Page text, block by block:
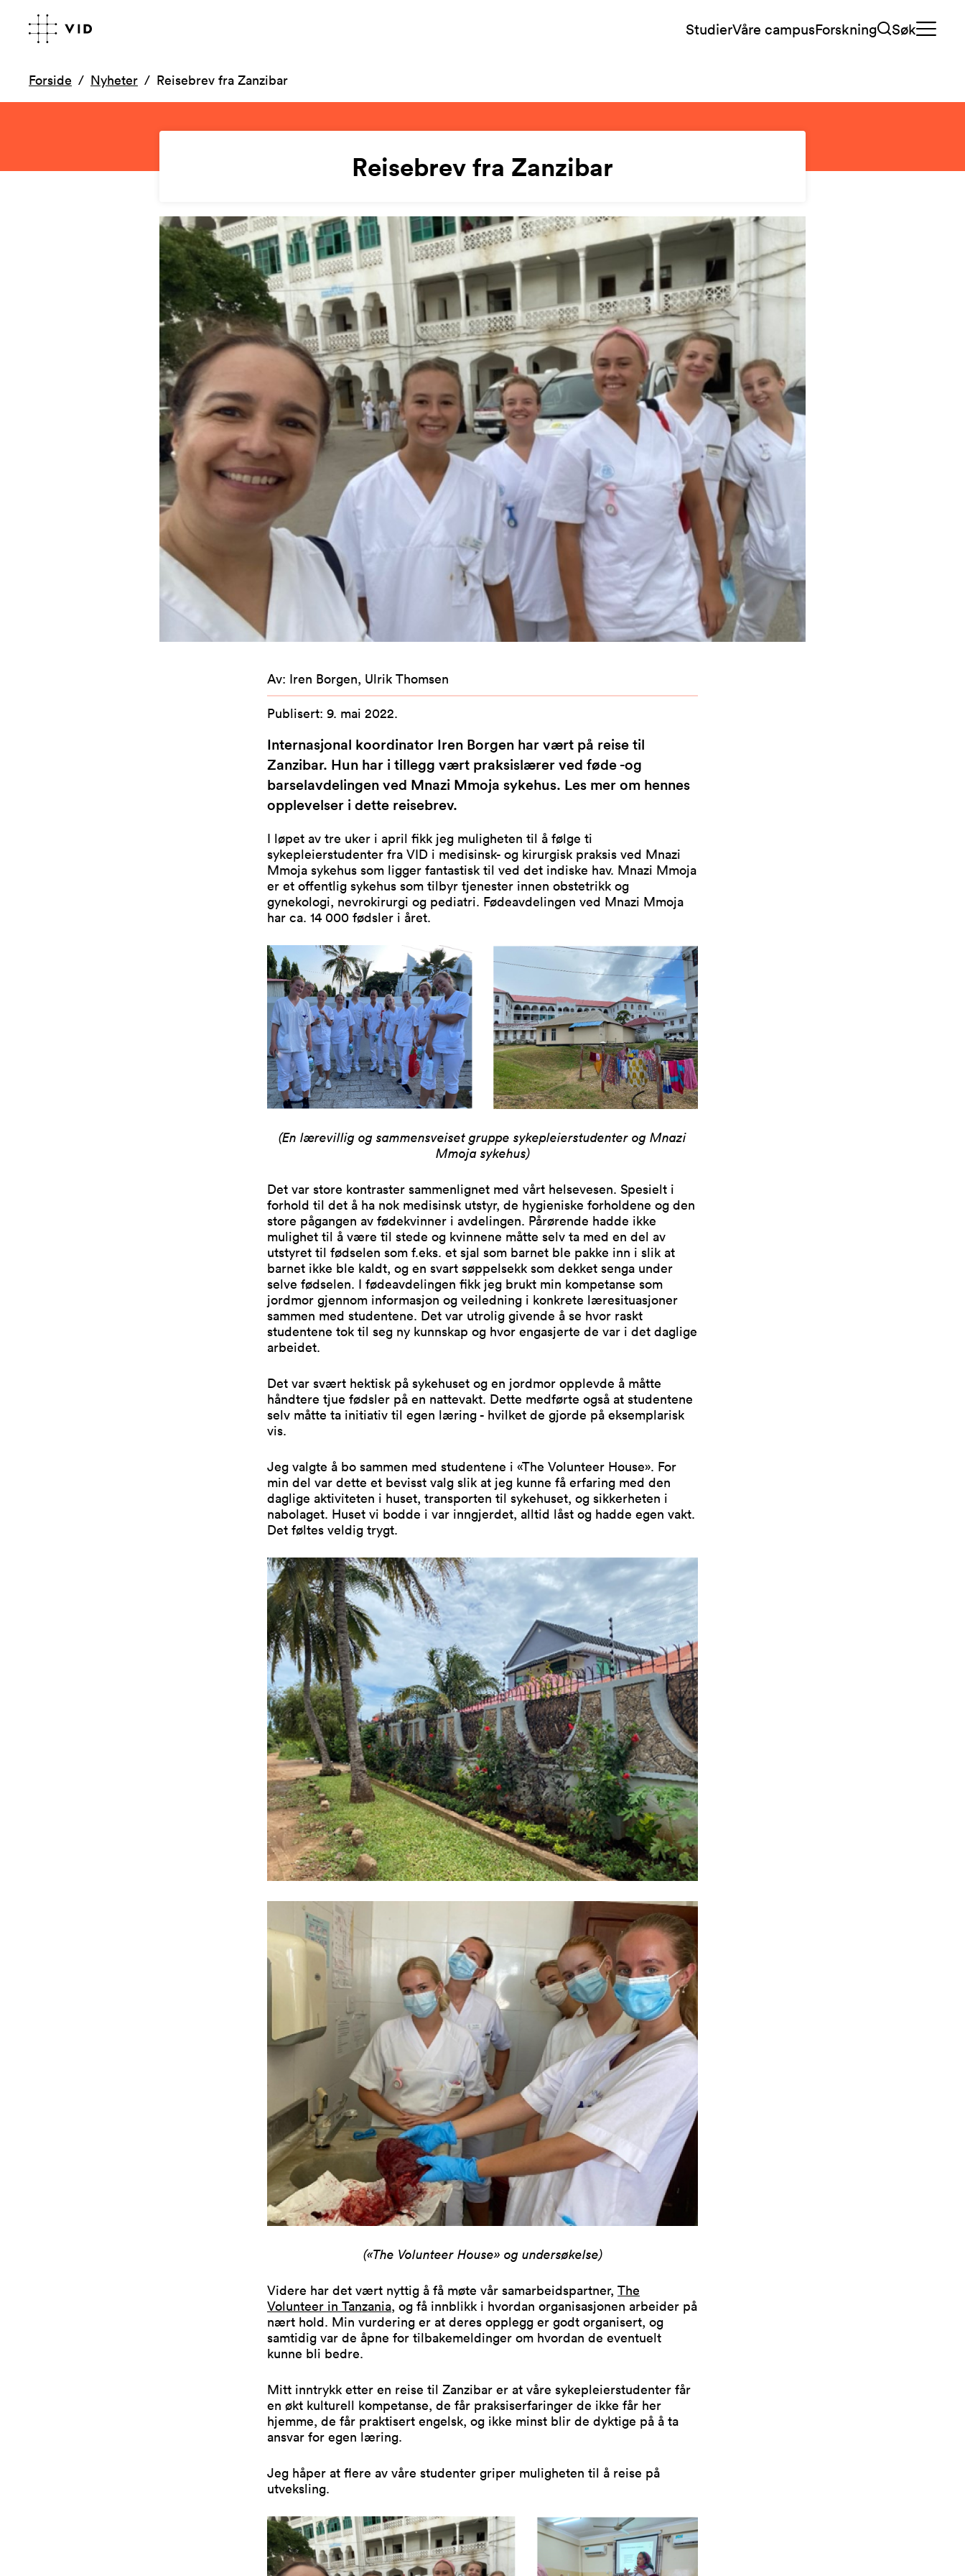
StudierVåre campusForskning Søk
Forside Nyheter Reisebrev fra Zanzibar
Reisebrev fra Zanzibar
Av: Iren Borgen, Ulrik Thomsen
Publisert: 9. mai 2022.
Internasjonal koordinator Iren Borgen har vært på reise til
Zanzibar. Hun har i tillegg vært praksislærer ved føde -og
barselavdelingen ved Mnazi Mmoja sykehus. Les mer om hennes
opplevelser i dette reisebrev.
I løpet av tre uker i april fikk jeg muligheten til å følge ti
sykepleierstudenter fra VID i medisinsk- og kirurgisk praksis ved Mnazi
Mmoja sykehus som ligger fantastisk til ved det indiske hav. Mnazi Mmoja
er et offentlig sykehus som tilbyr tjenester innen obstetrikk og
gynekologi, nevrokirurgi og pediatri. Fødeavdelingen ved Mnazi Mmoja
har ca. 14 000 fødsler i året.
(En lærevillig og sammensveiset gruppe sykepleierstudenter og Mnazi
Mmoja sykehus)
Det var store kontraster sammenlignet med vårt helsevesen. Spesielt i
forhold til det å ha nok medisinsk utstyr, de hygieniske forholdene og den
store pågangen av fødekvinner i avdelingen. Pårørende hadde ikke
mulighet til å være til stede og kvinnene måtte selv ta med en del av
utstyret til fødselen som f.eks. et sjal som barnet ble pakke inn i slik at
barnet ikke ble kaldt, og en svart søppelsekk som dekket senga under
selve fødselen. I fødeavdelingen fikk jeg brukt min kompetanse som
jordmor gjennom informasjon og veiledning i konkrete læresituasjoner
sammen med studentene. Det var utrolig givende å se hvor raskt
studentene tok til seg ny kunnskap og hvor engasjerte de var i det daglige
arbeidet.
Det var svært hektisk på sykehuset og en jordmor opplevde å måtte
håndtere tjue fødsler på en nattevakt. Dette medførte også at studentene
selv måtte ta initiativ til egen læring - hvilket de gjorde på eksemplarisk
vis.
Jeg valgte å bo sammen med studentene i «The Volunteer House». For
min del var dette et bevisst valg slik at jeg kunne få erfaring med den
daglige aktiviteten i huset, transporten til sykehuset, og sikkerheten i
nabolaget. Huset vi bodde i var inngjerdet, alltid låst og hadde egen vakt.
Det føltes veldig trygt.
(«The Volunteer House» og undersøkelse)
Videre har det vært nyttig å få møte vår samarbeidspartner, The
Volunteer in Tanzania, og få innblikk i hvordan organisasjonen arbeider på
nært hold. Min vurdering er at deres opplegg er godt organisert, og
samtidig var de åpne for tilbakemeldinger om hvordan de eventuelt
kunne bli bedre.
Mitt inntrykk etter en reise til Zanzibar er at våre sykepleierstudenter får
en økt kulturell kompetanse, de får praksiserfaringer de ikke får her
hjemme, de får praktisert engelsk, og ikke minst blir de dyktige på å ta
ansvar for egen læring.
Jeg håper at flere av våre studenter griper muligheten til å reise på
utveksling.